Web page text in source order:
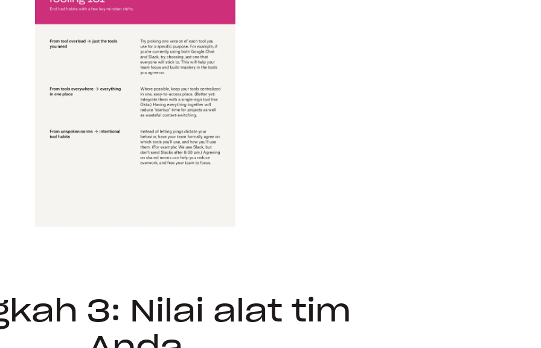
3: Nilai alat tim